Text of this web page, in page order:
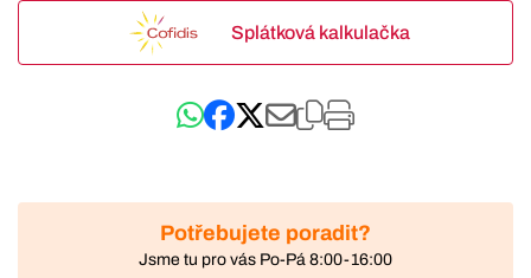
Splátková kalkulačka
Potřebujete poradit?
Jsme tu pro vás Po-Pá 8:00-16:00